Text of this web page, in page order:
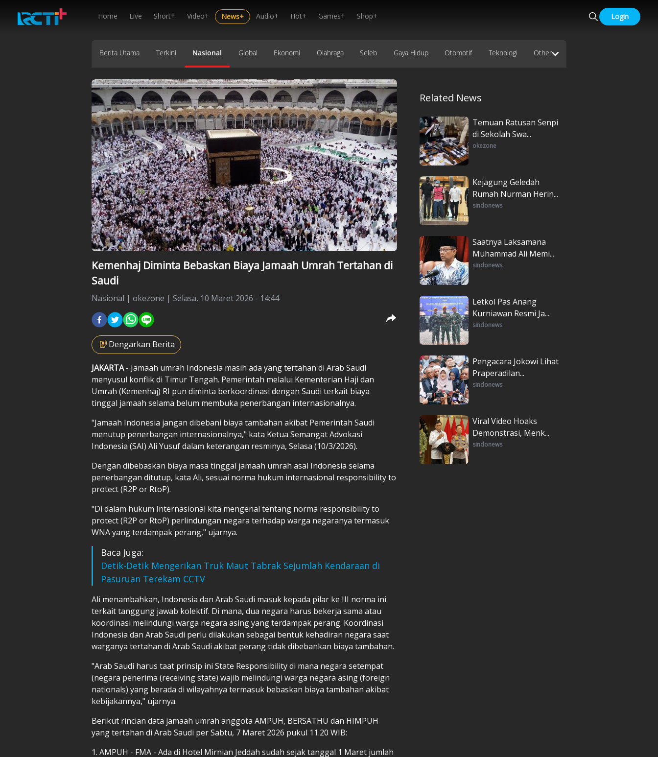
Home Live Short+ Video+ News+ Audio+ Hot+ Games+ Shop+ Login
Berita Utama Terkini Nasional Global Ekonomi Olahraga Seleb Gaya Hidup Otomotif Teknologi Other
Kemenhaj Diminta Bebaskan Biaya Jamaah Umrah Tertahan di
Saudi
Nasional | okezone | Selasa, 10 Maret 2026 - 14:44
Dengarkan Berita
JAKARTA- Jamaah umrah Indonesia masih ada yang tertahan di Arab Saudi
menyusul konflik di Timur Tengah. Pemerintah melalui Kementerian Haji dan
Umrah (Kemenhaj) RI pun diminta berkoordinasi dengan Saudi terkait biaya
tinggal jamaah selama belum membuka penerbangan internasionalnya.
"Jamaah Indonesia jangan dibebani biaya tambahan akibat Pemerintah Saudi
menutup penerbangan internasionalnya," kata Ketua Semangat Advokasi
Indonesia (SAI) Ali Yusuf dalam keterangan resminya, Selasa (10/3/2026).
Dengan dibebaskan biaya masa tinggal jamaah umrah asal Indonesia selama
penerbangan ditutup, kata Ali, sesuai norma hukum internasional responsibility to
protect (R2P or RtoP).
"Di dalam hukum Internasional kita mengenal tentang norma responsibility to
protect (R2P or RtoP) perlindungan negara terhadap warga negaranya termasuk
WNA yang terdampak perang," ujarnya.
Baca Juga:
Detik-Detik Mengerikan Truk Maut Tabrak Sejumlah Kendaraan di
Pasuruan Terekam CCTV
Ali menambahkan, Indonesia dan Arab Saudi masuk kepada pilar ke III norma ini
terkait tanggung jawab kolektif. Di mana, dua negara harus bekerja sama atau
koordinasi melindungi warga negara asing yang terdampak perang. Koordinasi
Indonesia dan Arab Saudi perlu dilakukan sebagai bentuk kehadiran negara saat
warganya tertahan di Arab Saudi akibat perang tidak dibebankan biaya tambahan.
"Arab Saudi harus taat prinsip ini State Responsibility di mana negara setempat
(negara penerima (receiving state) wajib melindungi warga negara asing (foreign
nationals) yang berada di wilayahnya termasuk bebaskan biaya tambahan akibat
kebijakannya," ujarnya.
Berikut rincian data jamaah umrah anggota AMPUH, BERSATHU dan HIMPUH
yang tertahan di Arab Saudi per Sabtu, 7 Maret 2026 pukul 11.20 WIB:
1. AMPUH - FMA - Ada di Hotel Mirnian Jeddah sudah sejak tanggal 1 Maret jumlah
Related News
Temuan Ratusan Senpi
di Sekolah Swa...
okezone
Kejagung Geledah
Rumah Nurman Herin...
sindonews
Saatnya Laksamana
Muhammad Ali Memi...
sindonews
Letkol Pas Anang
Kurniawan Resmi Ja...
sindonews
Pengacara Jokowi Lihat
Praperadilan...
sindonews
Viral Video Hoaks
Demonstrasi, Menk...
sindonews